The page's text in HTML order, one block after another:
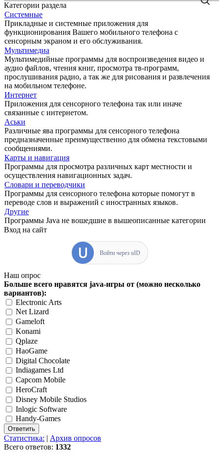
Категории раздела
Системные
Прикладные и системные приложения для
функционирования Вашего мобильного телефона с
сенсорным экраном и его обслуживания.
Мультимедиа
Мультимедийные программы для воспроизведения видео и
аудио файлов, чтения книг, просмотра тв-программ,
прослушивания радио, а так же для рисования и развлечения
на мобильном телефоне.
Интернет
Приложения для сенсорного телефона так или иначе
связанные с интернетом.
Аськи
Различные ява программы для сенсорного телефона
предназначенные преимущественно для обмена текстовыми
сообщениями.
Карты и навигация
Программы для просмотра различных карт местности и
осуществления навигационных задач.
Словари и переводчики
Программы для сенсорного телефона которые помогут в
переводе слов и выражений с иностранных языков.
Другие
Программы Java не вошедшие в вышеописанные категории
Вход на сайт
Войти через uID
Наш опрос
Больше всего нравятся java-игры от (можно несколько
вариантов):
Electronic Arts
Net Lizard
Gameloft
Konami
Qplaze
HaoGame
Digital Chocolate
Indiagames Ltd
Capcom Mobile
HeroCraft
Disney Mobile Studios
Inlogic Software
Handy-Games
Статистика: | Архив опросов
Всего ответов: 1332